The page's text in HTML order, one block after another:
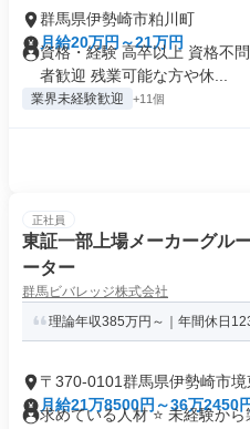
群馬県伊勢崎市粕川町
月給20万円～21万円
資格・経験 高卒以上 資格不
者歓迎 残業可能な方や休...
業界未経験歓迎 +11個
正社員
東証一部上場メーカーグル
ーター
群馬ビバレッジ株式会社
理論年収385万円～｜年間休日
〒370-0101群馬県伊勢崎市
月給21万8500円～36万2450
求めている人材 ⭐ 未経験か